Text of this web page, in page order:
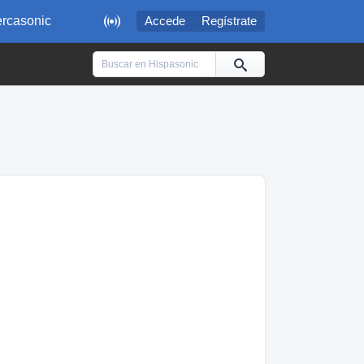
 Accede Regístrate